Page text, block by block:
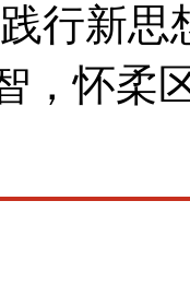
行新
怀柔